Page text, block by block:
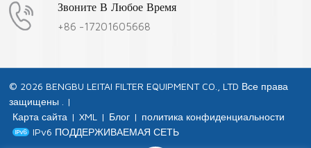
Звоните В Любое Время
+86 -17201605668
© 2026 BENGBU LEITAI FILTER EQUIPMENT CO., LTD Все права
защищены . |
Карта сайта | XML | Блог | политика конфиденциальности
IPv6 ПОДДЕРЖИВАЕМАЯ СЕТЬ